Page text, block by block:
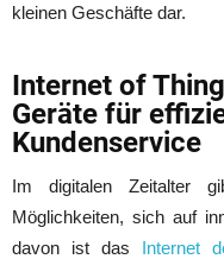
kleinen Geschäfte dar.
Internet of
Geräte für
Kundenservice
Im digitalen Zeitalter
Möglichkeiten, sich auf
davon ist das Internet